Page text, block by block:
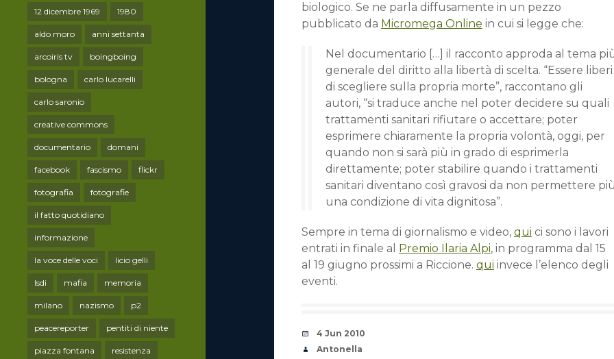
12 dicembre 1969 1980
aldo moro anni settanta
arcoiris tv boingboing
bologna carlo lucarelli
carlo saronio
creative commons
documentario domani
facebook fascismo flickr
fotografia fotografie
il fatto quotidiano
informazione
la voce delle voci licio gelli
lsdi mafia memoria
milano nazismo p2
peacereporter pentiti di niente
piazza fontana resistenza
biologico. Se ne parla diffusamente in un pezzo
pubblicato da Micromega Online in cui si legge che:
Nel documentario […] il racconto approda al tema
generale del diritto alla libertà di scelta. “Essere liberi
di scegliere sulla propria morte”, raccontano gli
autori, “si traduce anche nel poter decidere su quali
trattamenti sanitari rifiutare o accettare; poter
esprimere chiaramente la propria volontà, oggi, per
quando non si sarà più in grado di esprimerla
direttamente; poter stabilire quando i trattamenti
sanitari diventano così gravosi da non permettere
una condizione di vita dignitosa”.
Sempre in tema di giornalismo e video, qui ci sono i lavori
entrati in finale al Premio Ilaria Alpi, in programma dal 15
al 19 giugno prossimi a Riccione. qui invece l’elenco degli
eventi.
Date
4 Jun 2010
Author
Antonella